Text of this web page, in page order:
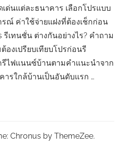
ด่นแต่ละธนาคาร เลือกโปรแบบ
ณ์ ค่าใช้จ่ายแฝงที่ต้องเช็กก่อน
เทนชั่น ต่างกันอย่างไร? คำถาม
องเปรียบเทียบโปรก่อนรี
ไฟแนนซ์บ้านตามคำแนะนำจาก
ารใกล้บ้านเป็นอันดับแรก …
Chronus by ThemeZee.